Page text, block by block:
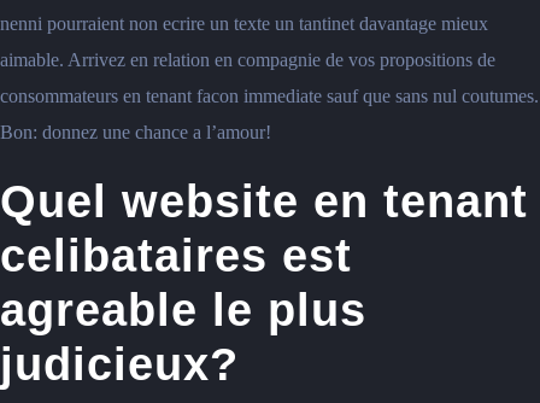
nenni pourraient non ecrire un texte un tantinet davantage mieux
aimable. Arrivez en relation en compagnie de vos propositions de
consommateurs en tenant facon immediate sauf que sans nul coutumes.
Bon: donnez une chance a l’amour!
Quel website en tenant
celibataires est
agreable le plus
judicieux?